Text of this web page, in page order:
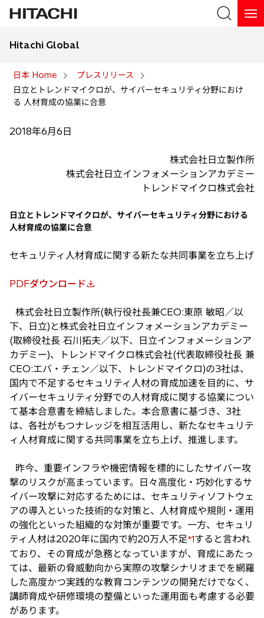
検索
Hitachi Global
日本 Home
プレスリリース
日立とトレンドマイクロが、サイバーセキュリティ分野におけ
る 人材育成の協業に合意
2018年6月6日
株式会社日立製作所
株式会社日立インフォメーションアカデミー
トレンドマイクロ株式会社
日立とトレンドマイクロが、サイバーセキュリティ分野における
人材育成の協業に合意
セキュリティ人材育成に関する新たな共同事業を立ち上げ
PDFダウンロード
新
い
タ
ブ
で
開
く
株式会社日立製作所(執行役社長兼CEO:東原 敏昭／以
下、日立)と株式会社日立インフォメーションアカデミー
(取締役社長 石川拓夫／以下、日立インフォメーションア
カデミー)、トレンドマイクロ株式会社(代表取締役社長 兼
CEO:エバ・チェン／以下、トレンドマイクロ)の3社は、
国内で不足するセキュリティ人材の育成加速を目的に、サ
イバーセキュリティ分野での人材育成に関する協業につい
て基本合意書を締結しました。本合意書に基づき、3社
は、各社がもつナレッジを相互活用し、新たなセキュリテ
ィ人材育成に関する共同事業を立ち上げ、推進します。
昨今、重要インフラや機密情報を標的にしたサイバー攻
撃のリスクが高まっています。日々高度化・巧妙化するサ
イバー攻撃に対応するためには、セキュリティソフトウェ
アの導入といった技術的な対策と、人材育成や規則・運用
の強化といった組織的な対策が重要です。一方、セキュリ
ティ人材は2020年に国内で約20万人不足*1すると言われ
ており、その育成が急務となっていますが、育成にあたっ
ては、最新の脅威動向から実際の攻撃シナリオまでを網羅
した高度かつ実践的な教育コンテンツの開発だけでなく、
講師育成や研修環境の整備といった運用面も考慮する必要
があります。